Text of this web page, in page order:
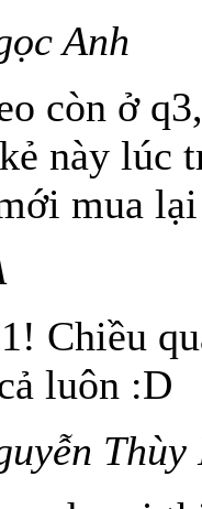
Anh
còn ở
này lúc
mua
Chiều
luôn :D
Thùy